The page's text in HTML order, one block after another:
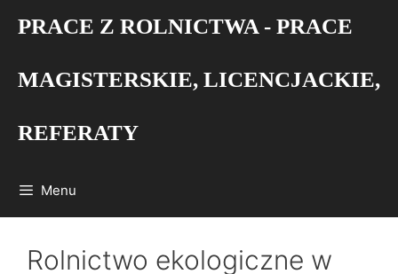
PRACE Z ROLNICTWA - PRACE
MAGISTERSKIE, LICENCJACKIE,
REFERATY
Menu
Rolnictwo ekologiczne w